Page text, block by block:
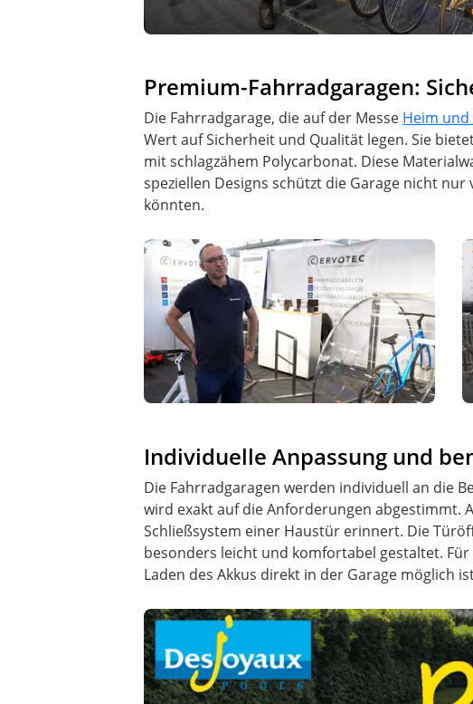
Premium-Fahrradgaragen:
Die Fahrradgarage, die auf der Messe Heim und
Wert auf Sicherheit und Qualität legen. Sie
mit schlagzähem Polycarbonat. Diese
speziellen Designs schützt die Garage nicht
könnten.
Individuelle Anpassung und
Die Fahrradgaragen werden individuell an die
wird exakt auf die Anforderungen abgestimmt.
Schließsystem einer Haustür erinnert. Die
besonders leicht und komfortabel gestaltet.
Laden des Akkus direkt in der Garage möglich